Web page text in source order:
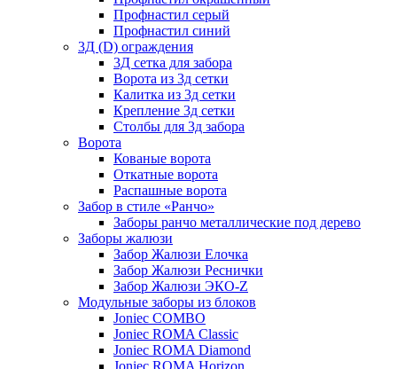
Профнастил серый
Профнастил синий
3Д (D) ограждения
3Д сетка для забора
Ворота из 3д сетки
Калитка из 3д сетки
Крепление 3д сетки
Столбы для 3д забора
Ворота
Кованые ворота
Откатные ворота
Распашные ворота
Забор в стиле «Ранчо»
Заборы ранчо металлические под дерево
Заборы жалюзи
Забор Жалюзи Елочка
Забор Жалюзи Реснички
Забор Жалюзи ЭКО-Z
Модульные заборы из блоков
Joniec COMBO
Joniec ROMA Classic
Joniec ROMA Diamond
Joniec ROMA Horizon